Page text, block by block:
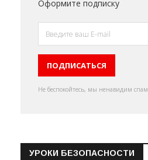
Оформите подписку
Не беспокойтесь, мы ненавидим спам
УРОКИ БЕЗОПАСНОСТИ